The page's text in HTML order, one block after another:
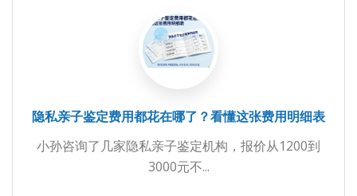
隐私亲子鉴定费用都花在哪了？看懂这张费用明细表
小孙咨询了几家隐私亲子鉴定机构，报价从1200到
3000元不...